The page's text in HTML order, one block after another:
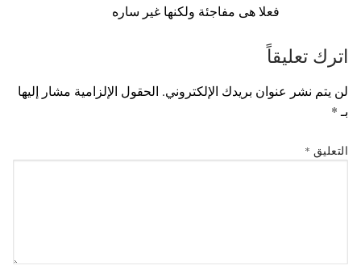
فعلا هى مفاجئة ولكنها غير ساره
اترك تعليقاً
لن يتم نشر عنوان بريدك الإلكتروني. الحقول الإلزامية مشار إليها
بـ *
التعليق *